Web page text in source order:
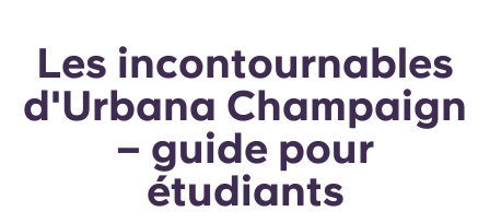
À propos
Lieux
English (GB)
English (US)
Chinese Español
Les incontournables
d'Urbana Champaign
– guide pour
étudiants